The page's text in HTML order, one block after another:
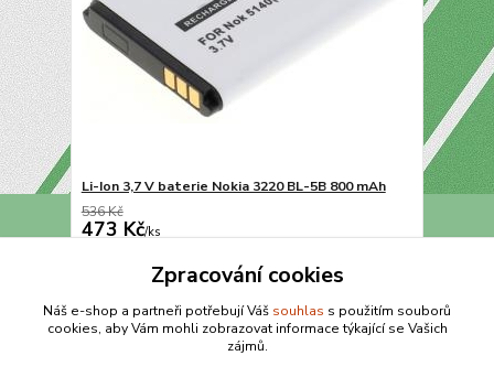
Li-Ion 3,7 V baterie Nokia 3220 BL-5B 800 mAh
536 Kč
473 Kč/ks
Přidat do košíku
strana z 1
Zpracování cookies
Náš e-shop a partneři potřebují Váš souhlas s použitím souborů
cookies, aby Vám mohli zobrazovat informace týkající se Vašich
zájmů.